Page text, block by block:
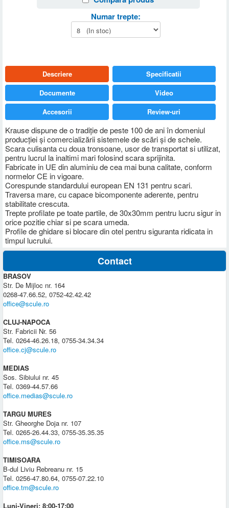
Numar trepte:
Descriere
Krause dispune de o tradiţie de peste 100 de ani în domeniul
producţiei şi comercializării sistemele de scări şi de schele.
Scara culisanta cu doua tronsoane, usor de transportat si utilizat,
pentru lucrul la inaltimi mari folosind scara sprijinita.
Fabricate in UE din aluminiu de cea mai buna calitate, conform
normelor CE in vigoare.
Corespunde standardului european EN 131 pentru scari.
Traversa mare, cu capace bicomponente aderente, pentru
stabilitate crescuta.
Trepte profilate pe toate partile, de 30x30mm pentru lucru sigur in
orice pozitie chiar si pe scara umeda.
Profile de ghidare si blocare din otel pentru siguranta ridicata in
timpul lucrului.
Specificatii
Documente
Video
Accesorii
Review-uri
Contact
BRASOV
Str. De Mijloc nr. 164
0268-47.66.52, 0752-42.42.42
office@scule.ro
CLUJ-NAPOCA
Str. Fabricii Nr. 56
Tel. 0264-46.26.18, 0755-34.34.34
office.cj@scule.ro
MEDIAS
Sos. Sibiului nr. 45
Tel. 0369-44.57.66
office.medias@scule.ro
TARGU MURES
Str. Gheorghe Doja nr. 107
Tel. 0265-26.44.33, 0755-35.35.35
office.ms@scule.ro
TIMISOARA
B-dul Liviu Rebreanu nr. 15
Tel. 0256-47.80.64, 0755-07.22.10
office.tm@scule.ro
Luni-Vineri: 8:00-17:00